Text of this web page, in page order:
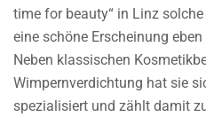
time for beauty“ in Linz
eine schöne Erscheinung
Neben klassischen
Wimpernverdichtung hat sie
spezialisiert und zählt damit